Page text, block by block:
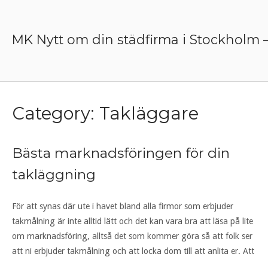
contentMK Nytt om din städfirma i Stockholm
Category: Takläggare
Bästa marknadsföringen för din
takläggning
För att synas där ute i havet bland alla firmor som erbjuder
takmålning är inte alltid lätt och det kan vara bra att läsa på lite
om marknadsföring, alltså det som kommer göra så att folk ser
att ni erbjuder takmålning och att locka dom till att anlita er. Att